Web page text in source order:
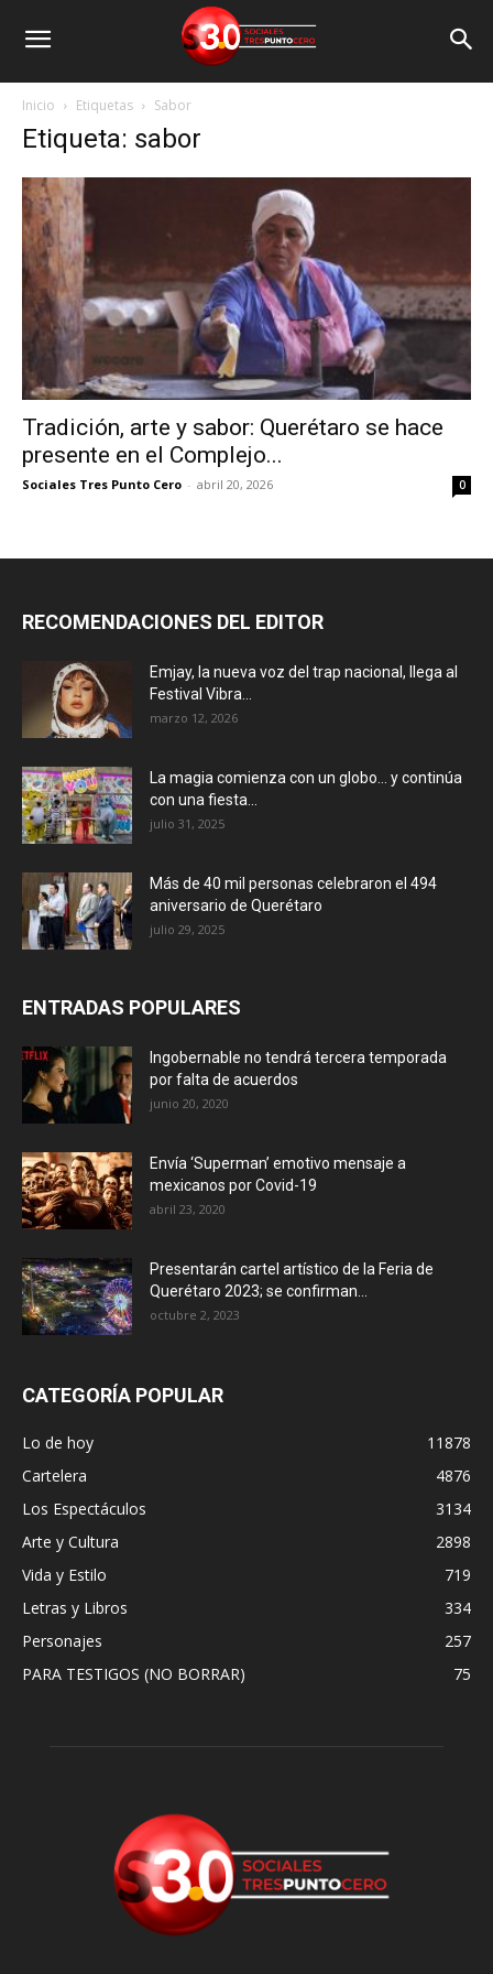
Inicio Etiquetas Sabor
Etiqueta: sabor
Tradición, arte y sabor: Querétaro se hace
presente en el Complejo...
Sociales Tres Punto Cero - abril 20, 2026 0
RECOMENDACIONES DEL EDITOR
Emjay, la nueva voz del trap nacional, llega al
Festival Vibra...
marzo 12, 2026
La magia comienza con un globo… y continúa
con una fiesta...
julio 31, 2025
Más de 40 mil personas celebraron el 494
aniversario de Querétaro
julio 29, 2025
ENTRADAS POPULARES
Ingobernable no tendrá tercera temporada
por falta de acuerdos
junio 20, 2020
Envía ‘Superman’ emotivo mensaje a
mexicanos por Covid-19
abril 23, 2020
Presentarán cartel artístico de la Feria de
Querétaro 2023; se confirman...
octubre 2, 2023
CATEGORÍA POPULAR
Lo de hoy
11878
Cartelera
4876
Los Espectáculos
3134
Arte y Cultura
2898
Vida y Estilo
719
Letras y Libros
334
Personajes
257
PARA TESTIGOS (NO BORRAR)
75